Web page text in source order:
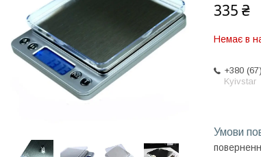
335 ₴
Немає в
+380
Kyivstar